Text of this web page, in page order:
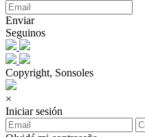
Enviar
Seguinos
Copyright, Sonsoles
×
Iniciar sesión